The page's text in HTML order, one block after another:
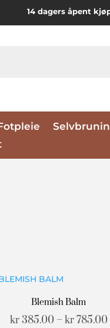
14 dagers åpent
Blemish Balm
kr385.00 – kr785.00